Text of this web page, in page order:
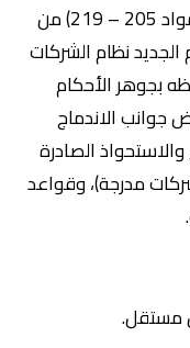
يحكم الاندماج حالياً الفصل التاسع (المواد 205 – 219) من
نظام الشركات
مع احتفاظه بجوهر الأحكام
الاندماج
الصادرة
مدرجة)، وقواعد